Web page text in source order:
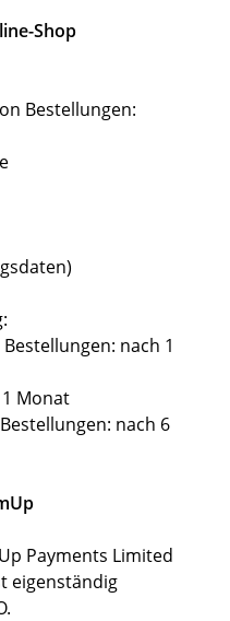
Shop
Bestellungen:
nach 1
Monat
nach 6
Payments Limited
eigenständig